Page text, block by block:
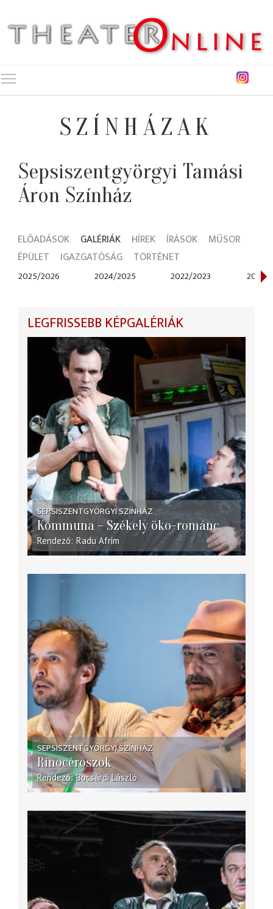
SZÍNHÁZAK
Sepsiszentgyörgyi Tamási
Áron Színház
ELŐADÁSOK GALÉRIÁK HÍREK ÍRÁSOK
MŰSOR
ÉPÜLET
IGAZGATÓSÁG TÖRTÉNET
2025/2026 2024/2025 2022/2023 2021/
LEGFRISSEBB KÉPGALÉRIÁK
SEPSISZENTGYÖRGYI SZÍNHÁZ
Kommuna – Székely öko-románc
Rendező Radu Afrim
SEPSISZENTGYÖRGYI SZÍNHÁZ
Rinocéroszok
Rendező Bocsárdi László